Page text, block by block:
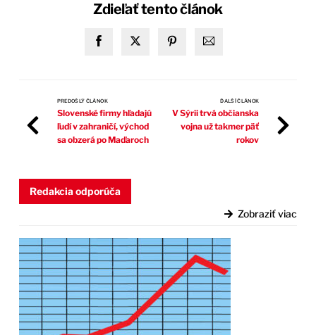
Zdieľať tento článok
PREDOŠLÝ ČLÁNOK
Slovenské firmy hľadajú
ľudí v zahraničí, východ
sa obzerá po Maďaroch
ĎALŠÍ ČLÁNOK
V Sýrii trvá občianska
vojna už takmer päť
rokov
Redakcia odporúča
Zobraziť viac